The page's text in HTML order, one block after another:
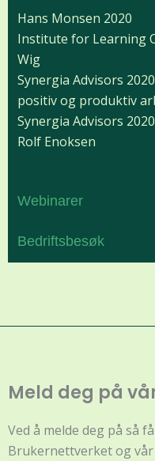
Hans Monsen 2020
Institute for Learning
Wig
Synergia Advisors
positiv og produktiv
Synergia Advisors
Rolf Enoksen
Webinarer
Bedriftsbesøk
Meld deg på
Ved å melde deg på så
Brukernettverket og